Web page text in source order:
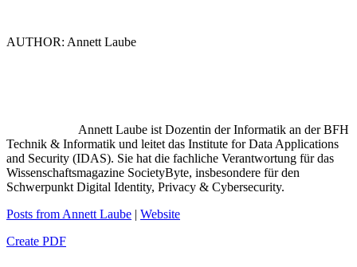
AUTHOR: Annett Laube
Annett Laube ist Dozentin der Informatik an der BFH
Technik & Informatik und leitet das Institute for Data Applications
and Security (IDAS). Sie hat die fachliche Verantwortung für das
Wissenschaftsmagazine SocietyByte, insbesondere für den
Schwerpunkt Digital Identity, Privacy & Cybersecurity.
Posts from Annett Laube | Website
Create PDF